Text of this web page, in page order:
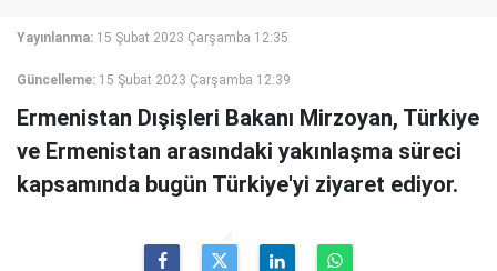
Yayınlanma: 15 Şubat 2023 Çarşamba 12:35
Güncelleme: 15 Şubat 2023 Çarşamba 12:39
Ermenistan Dışişleri Bakanı Mirzoyan, Türkiye
ve Ermenistan arasındaki yakınlaşma süreci
kapsamında bugün Türkiye'yi ziyaret ediyor.